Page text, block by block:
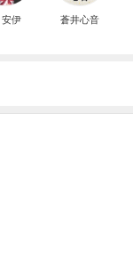
安伊 蒼井心音